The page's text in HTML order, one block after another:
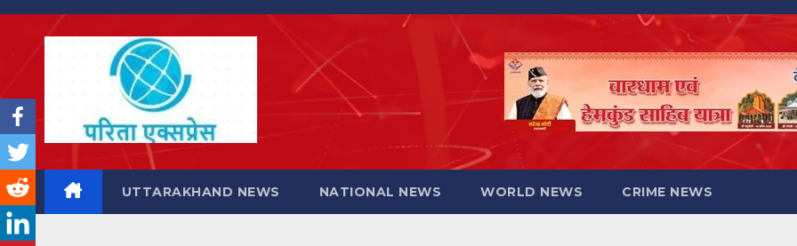
Skip
UTTARAKHAND NEWS NATIONAL NEWS WORLD NEWS CRIME NEWS